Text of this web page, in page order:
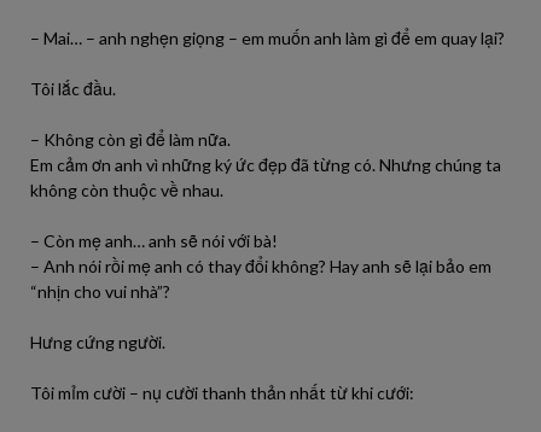
– Mai… – anh nghẹn giọng – em muốn anh làm gì để em quay lại?
Tôi lắc đầu.
– Không còn gì để làm nữa.
Em cảm ơn anh vì những ký ức đẹp đã từng có. Nhưng chúng ta
không còn thuộc về nhau.
– Còn mẹ anh… anh sẽ nói với bà!
– Anh nói rồi mẹ anh có thay đổi không? Hay anh sẽ lại bảo em
“nhịn cho vui nhà”?
Hưng cứng người.
Tôi mỉm cười – nụ cười thanh thản nhất từ khi cưới: